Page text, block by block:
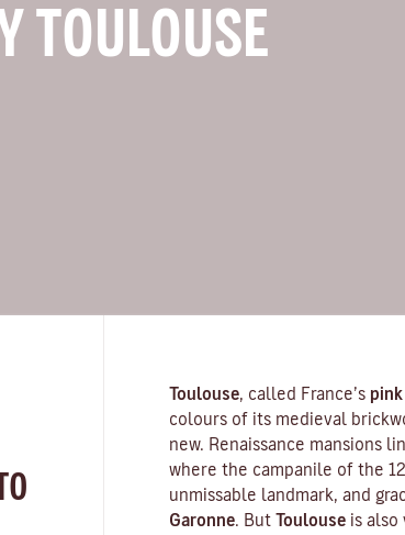
TOULOUSE
Toulouse , called France’s
colours of its medieval
new. Renaissance mansions
where the campanile of the
unmissable landmark, and
Garonne . But Toulouse is also